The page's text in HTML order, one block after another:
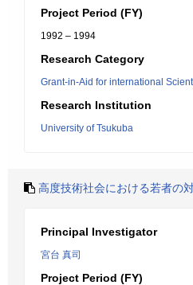
Project Period (FY)
1992 – 1994
Research Category
Grant-in-Aid for international
Research Institution
University of Tsukuba
高度技術社会における若者の
Principal Investigator
宮台 真司
Project Period (FY)